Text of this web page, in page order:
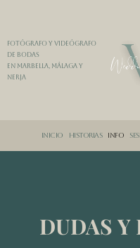
Fotógrafo y videógrafo
de Bodas
en Marbella, Málaga y
Nerja
Inicio Historias Info
DUDAS Y